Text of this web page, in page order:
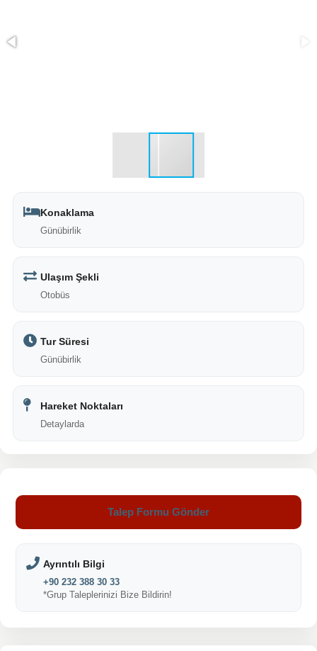
Konaklama
Günübirlik
Ulaşım Şekli
Otobüs
Tur Süresi
Günübirlik
Hareket Noktaları
Detaylarda
Talep Formu Gönder
Ayrıntılı Bilgi
+90 232 388 30 33
*Grup Taleplerinizi Bize Bildirin!